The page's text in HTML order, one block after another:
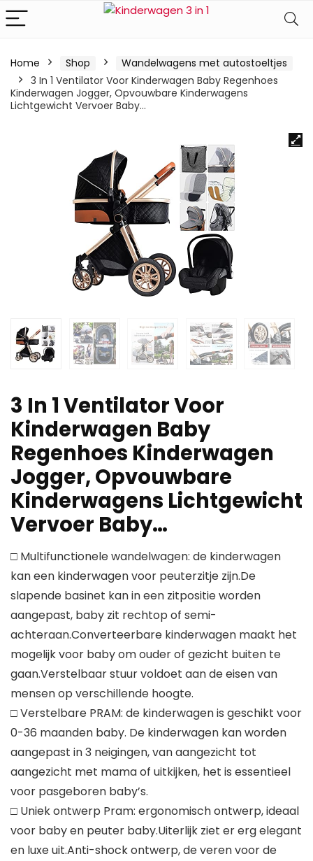
Home Shop
Wandelwagens met autostoeltjes
3 In 1 Ventilator Voor Kinderwagen Baby Regenhoes
Kinderwagen Jogger, Opvouwbare Kinderwagens
Lichtgewicht Vervoer Baby…
3 In 1 Ventilator Voor
Kinderwagen Baby
Regenhoes Kinderwagen
Jogger, Opvouwbare
Kinderwagens Lichtgewicht
Vervoer Baby…
□ Multifunctionele wandelwagen: de kinderwagen
kan een kinderwagen voor peuterzitje zijn.De
slapende basinet kan in een zitpositie worden
aangepast, baby zit rechtop of semi-
achteraan.Converteerbare kinderwagen maakt het
mogelijk voor baby om ouder of gezicht buiten te
gaan.Verstelbaar stuur voldoet aan de eisen van
mensen op verschillende hoogte.
□ Verstelbare PRAM: de kinderwagen is geschikt voor
0-36 maanden baby. De kinderwagen kan worden
aangepast in 3 neigingen, van aangezicht tot
aangezicht met mama of uitkijken, het is essentieel
voor pasgeboren baby’s.
□ Uniek ontwerp Pram: ergonomisch ontwerp, ideaal
voor baby en peuter baby.Uiterlijk ziet er erg elegant
en luxe uit.Anti-shock ontwerp, de veren voor de